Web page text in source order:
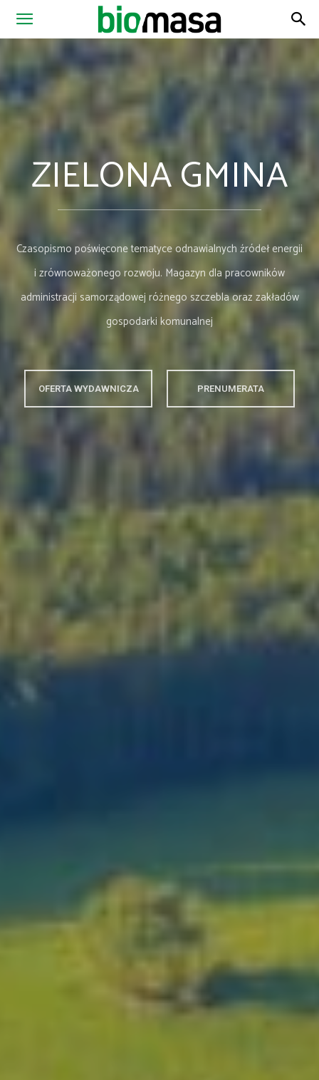
Magazyn
ZIELONA GMINA
Czasopismo poświęcone tematyce odnawialnych źródeł energii
i zrównoważonego rozwoju. Magazyn dla pracowników
administracji samorządowej różnego szczebla oraz zakładów
gospodarki komunalnej
OFERTA WYDAWNICZA PRENUMERATA